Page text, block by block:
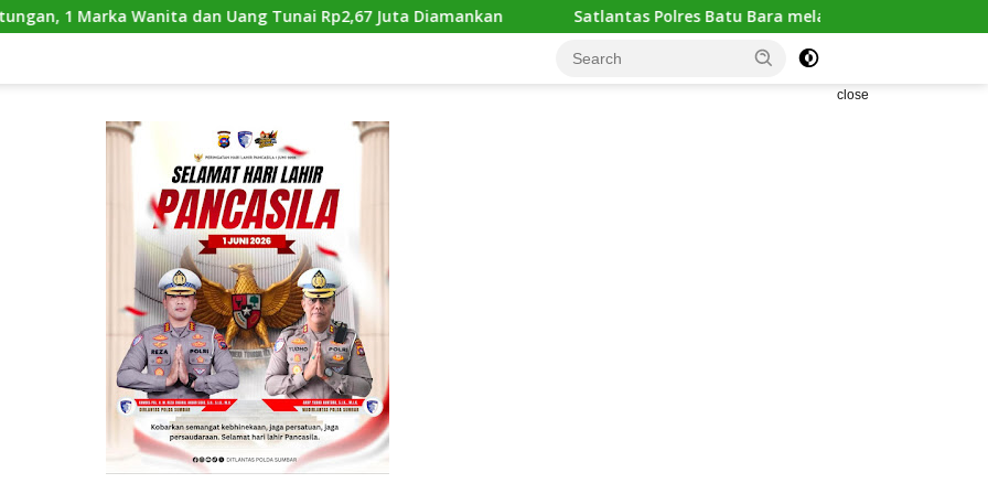
dan Uang Tunai Rp2,67 Juta Diamankan Satlantas Polres Batu Bara melaksanakan kegiatan “POLANTAS KARIB”
close